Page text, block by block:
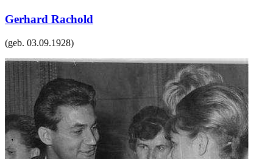
Gerhard Rachold
(geb. 03.09.1928)